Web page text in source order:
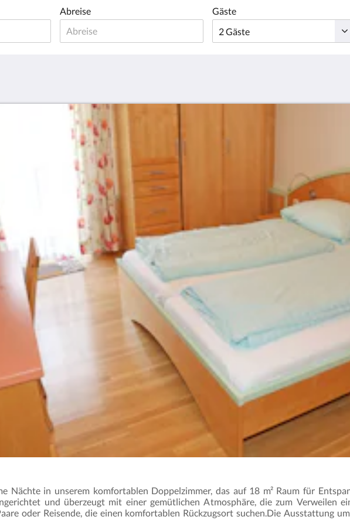
Abreise
Gäste
Nächte in unserem komfortablen Doppelzimmer, das auf 18 m² Raum für
und überzeugt mit einer gemütlichen Atmosphäre, die zum Verweilen
oder Reisende, die einen komfortablen Rückzugsort suchen.Die Ausstattung